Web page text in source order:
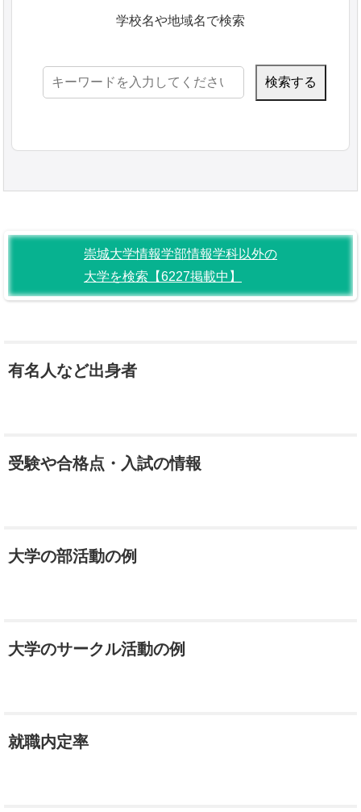
学校名や地域名で検索
検
崇城大学情報学部情報学科以外の
大学を検索【6227掲載中】
有名人など出身者
受験や合格点・入試の情報
大学の部活動の例
大学のサークル活動の例
就職内定率